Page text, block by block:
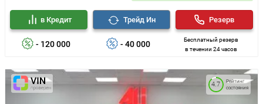
- 120 000
в Кредит
- 40 000
Трейд Ин
Бесплатный резерв
в течении 24 часов
Резерв
Рейтинг
состояния
4.7